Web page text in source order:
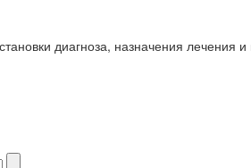
диагноза, назначения лечения